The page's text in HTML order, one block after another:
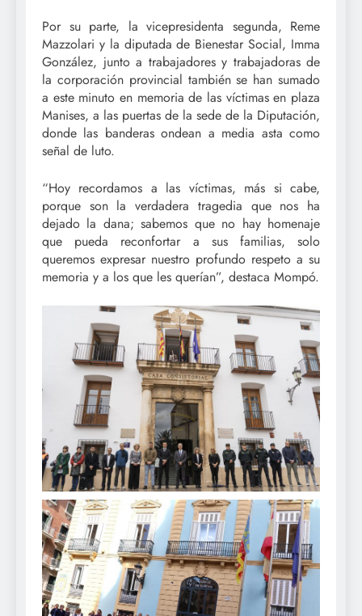
Por su parte, la vicepresidenta segunda, Reme
Mazzolari y la diputada de Bienestar Social, Imma
González, junto a trabajadores y trabajadoras de
la corporación provincial también se han sumado
a este minuto en memoria de las víctimas en plaza
Manises, a las puertas de la sede de la Diputación,
donde las banderas ondean a media asta como
señal de luto.
“Hoy recordamos a las víctimas, más si cabe,
porque son la verdadera tragedia que nos ha
dejado la dana; sabemos que no hay homenaje
que pueda reconfortar a sus familias, solo
queremos expresar nuestro profundo respeto a su
memoria y a los que les querían”, destaca Mompó.